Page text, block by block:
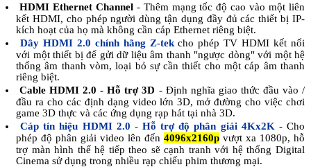
HDMI Ethernet Channel - Thêm mạng tốc độ cao vào một liên
kết HDMI, cho phép người dùng tận dụng đầy đủ các thiết bị IP-
kích hoạt của họ mà không cần cáp Ethernet riêng biệt.
Dây HDMI 2.0 chính hãng Z-tekcho phép TV HDMI kết nối
với một thiết bị để gửi dữ liệu âm thanh "ngược dòng" với một hệ
thống âm thanh vòm, loại bỏ sự cần thiết cho một cáp âm thanh
riêng biệt.
Cable HDMI 2.0 - Hỗ trợ 3D - Định nghĩa giao thức đầu vào /
đầu ra cho các định dạng video lớn 3D, mở đường cho việc chơi
game 3D thực và các ứng dụng rạp hát tại nhà 3D.
Cáp tín hiệu HDMI 2.0 - Hỗ trợ độ phân giải 4Kx2K - Cho
phép độ phân giải video lên đến 4096x2160p vượt xa 1080p, hỗ
trợ màn hình thế hệ tiếp theo sẽ cạnh tranh với hệ thống Digital
Cinema sử dụng trong nhiều rạp chiếu phim thương mại.